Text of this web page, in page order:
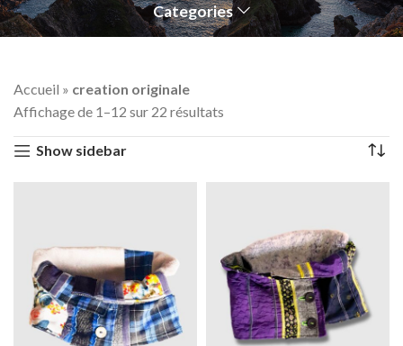
Categories
Accueil » creation originale
Affichage de 1–12 sur 22 résultats
Show sidebar